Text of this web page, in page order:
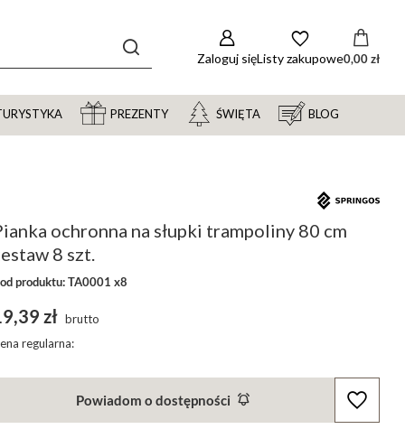
Zaloguj sięListy zakupowe0,00 zł
PREZENTY ŚWIĘTA BLOG
ochronna na słupki trampoliny 80 cm
8 szt.
produktu: TA0001 x8
zł brutto
regularna:
Powiadom o dostępności